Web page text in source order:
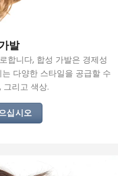
발
합니다, 합성 가발은 경제성
다양한 스타일을 공급할 수
그리고 색상.
십시오